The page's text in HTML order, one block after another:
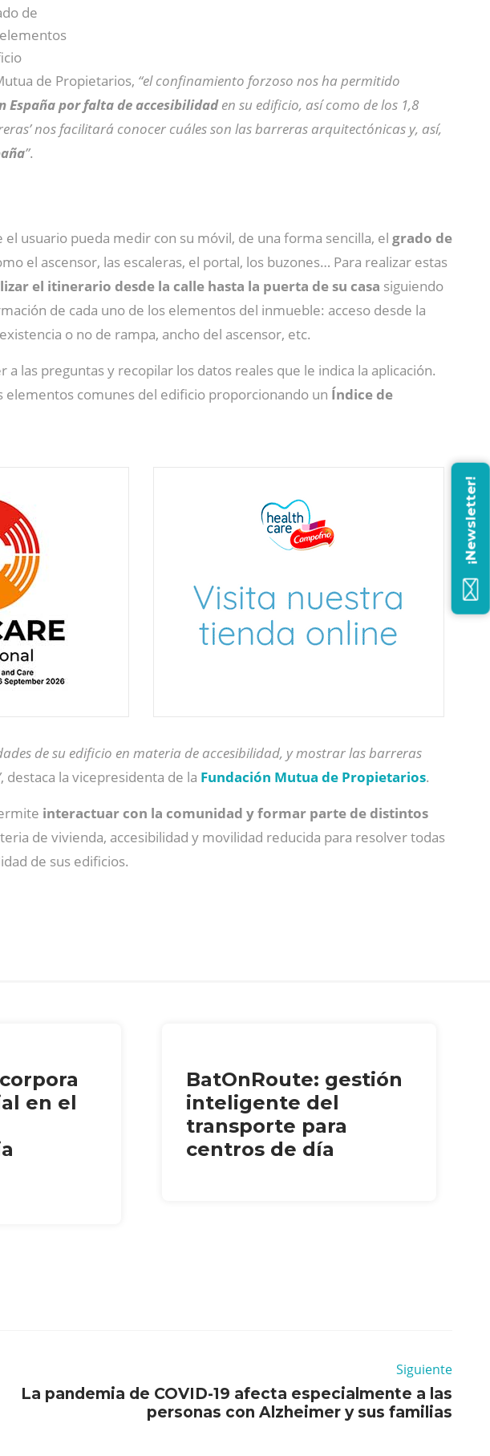
de
de Propietarios, “el confinamiento forzoso nos ha permitido
España por falta de accesibilidaden su edificio, así como de los 1,8
nos facilitará conocer cuáles son las barreras arquitectónicas y, así,
”.
usuario pueda medir con su móvil, de una forma sencilla, el grado de
el ascensor, las escaleras, el portal, los buzones… Para realizar estas
el itinerario desde la calle hasta la puerta de su casa siguiendo
de cada uno de los elementos del inmueble: acceso desde la
o no de rampa, ancho del ascensor, etc.
las preguntas y recopilar los datos reales que le indica la aplicación.
comunes del edificio proporcionando un Índice de
de su edificio en materia de accesibilidad, y mostrar las barreras
, destaca la vicepresidenta de la Fundación Mutua de Propietarios.
interactuar con la comunidad y formar parte de distintos
de vivienda, accesibilidad y movilidad reducida para resolver todas
de sus edificios.
en el
BatOnRoute: gestión
inteligente del
transporte para
centros de día
Siguiente
La pandemia de COVID-19 afecta especialmente a las
personas con Alzheimer y sus familias
¡Newsletter!